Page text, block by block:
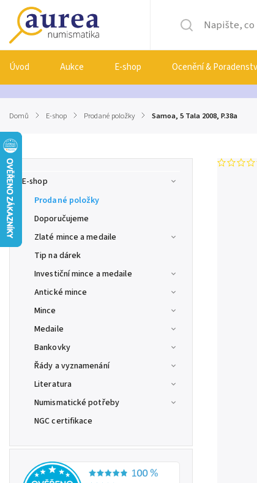
Úvod Aukce E-shop Ocenění &
Domů / E-shop / Prodané položky / Samoa, 5 Tala 2008, P.38a
E-shop
Prodané položky
Doporučujeme
Zlaté mince a medaile
Tip na dárek
Investiční mince a medaile
Antické mince
Mince
Medaile
Bankovky
Řády a vyznamenání
Literatura
Numismatické potřeby
NGC certifikace